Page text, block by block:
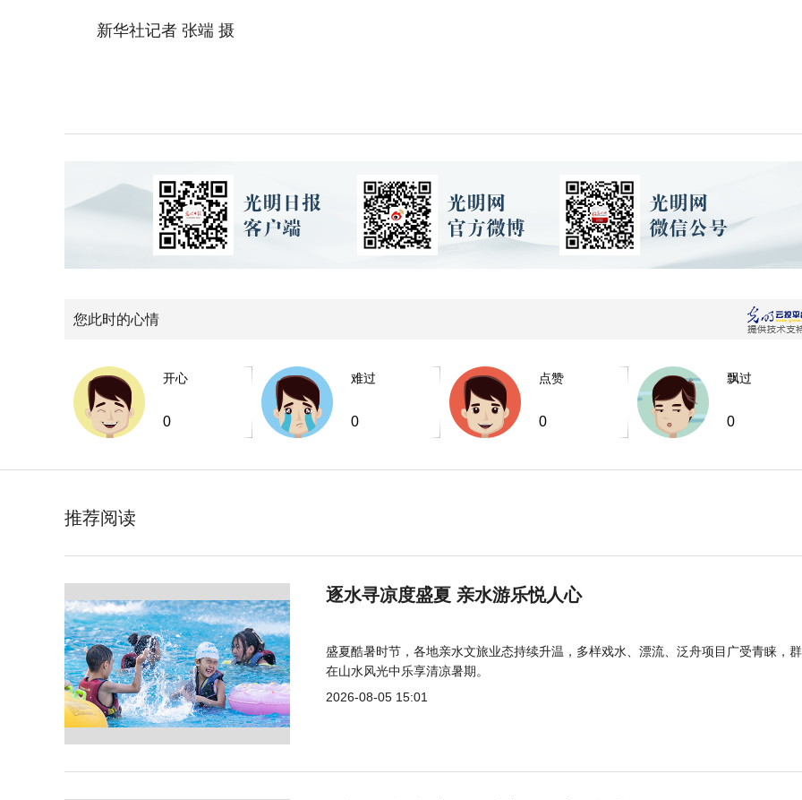
新华社记者 张端 摄
您此时的心情
开心
0
难过
0
点赞
0
飘过
0
推荐阅读
逐水寻凉度盛夏 亲水游乐悦人心
盛夏酷暑时节，各地亲水文旅业态持续升温，多样戏水、漂流、泛舟项目广受青睐，
在山水风光中乐享清凉暑期。
2026-08-05 15:01